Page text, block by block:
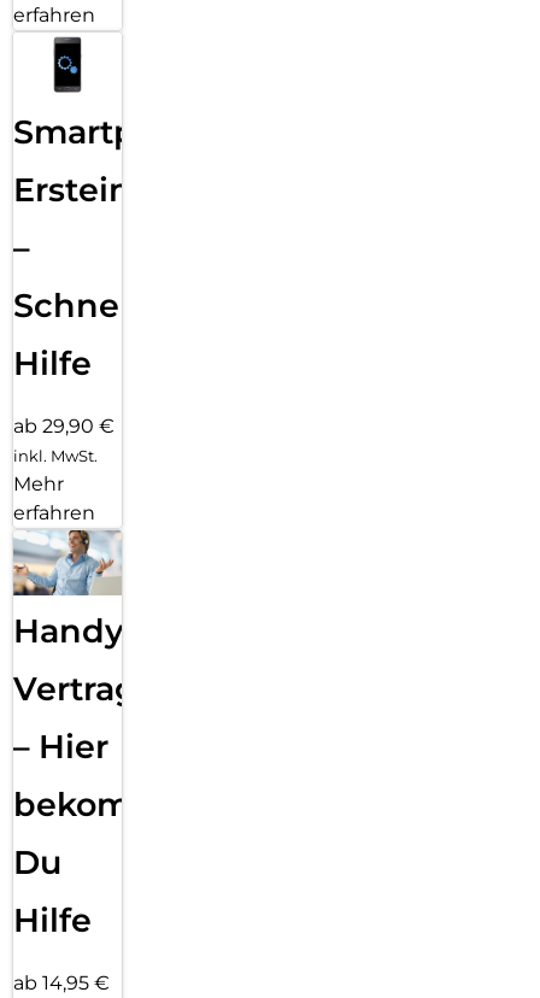
erfahren
Smartphone
Ersteinrichtung
–
Schnelle
Hilfe
ab 29,90 €
inkl. MwSt.
Mehr
erfahren
Handy
Vertragsabwicklung
– Hier
bekommst
Du
Hilfe
ab 14,95 €